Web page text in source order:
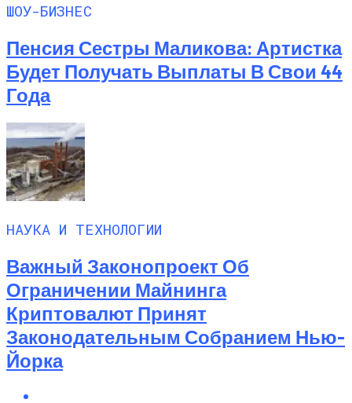
ШОУ-БИЗНЕС
Пенсия Сестры Маликова: Артистка
Будет Получать Выплаты В Свои 44
Года
НАУКА И ТЕХНОЛОГИИ
Важный Законопроект Об
Ограничении Майнинга
Криптовалют Принят
Законодательным Собранием Нью-
Йорка